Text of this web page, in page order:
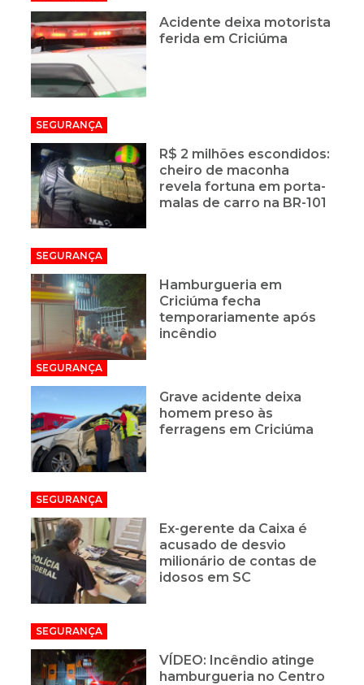
Acidente deixa motorista
ferida em Criciúma
SEGURANÇA
R$ 2 milhões escondidos:
cheiro de maconha
revela fortuna em porta-
malas de carro na BR-101
SEGURANÇA
Hamburgueria em
Criciúma fecha
temporariamente após
incêndio
SEGURANÇA
Grave acidente deixa
homem preso às
ferragens em Criciúma
SEGURANÇA
Ex-gerente da Caixa é
acusado de desvio
milionário de contas de
idosos em SC
SEGURANÇA
VÍDEO: Incêndio atinge
hamburgueria no Centro